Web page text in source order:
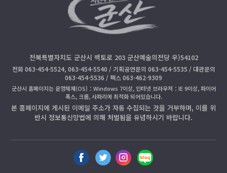
전북특별자치도 군산시 백토로 203 군산예술의전당 우)54102
전화 063-454-5524, 063-454-5540 / 기획공연문의 063-454-5535 / 대관문의
063-454-5536 / 팩스 063-462-9309
군산시 홈페이지는 운영체제(OS)：Windows 7이상, 인터넷 브라우저：IE 9이상, 파이어
폭스, 크롬, 사파리에 최적화 되어있습니다.
본 홈페이지에 게시된 이메일 주소가 자동 수집되는 것을 거부하며, 이를 위
반시 정보통신망법에 의해 처벌됨을 유념하시기 바랍니다.
페
이
트
위
인
스
블
로